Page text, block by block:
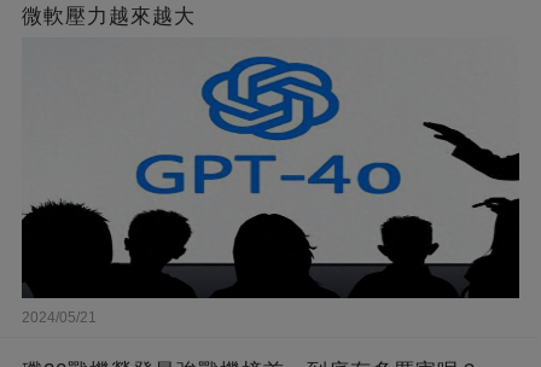
微軟壓力越來越大
2024/05/21